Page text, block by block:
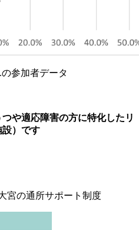
の参加者データ
や適応障害の方に特化したリ
設）です
宮の通所サポート制度